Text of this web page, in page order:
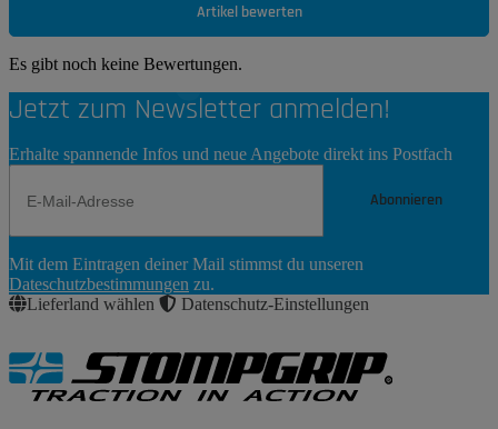
Artikel bewerten
Es gibt noch keine Bewertungen.
Jetzt zum Newsletter anmelden!
Erhalte spannende Infos und neue Angebote direkt ins Postfach
Abonnieren
Abonnieren
Mit dem Eintragen deiner Mail stimmst du unseren
Dateschutzbestimmungen zu.
Lieferland wählen
Datenschutz-Einstellungen